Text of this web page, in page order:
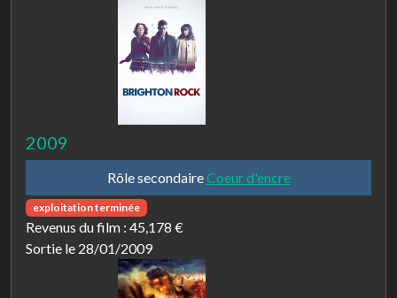
2009
Rôle secondaireCoeur d'encre
exploitation terminée
Revenus du film : 45,178 €
Sortie le 28/01/2009